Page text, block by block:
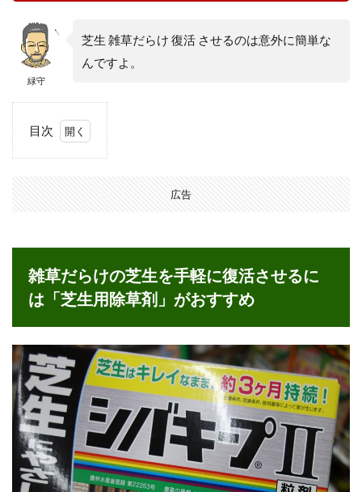
緑守
芝生 雑草だらけ 復活 させるのは意外に簡単な
んですよ。
目次
軽に
させ
るに
は
除草
剤」
がお
すす
め
2
芝
生
広告
雑草だらけの芝生を手軽に復活させるに
は「芝生用除草剤」がおすすめ